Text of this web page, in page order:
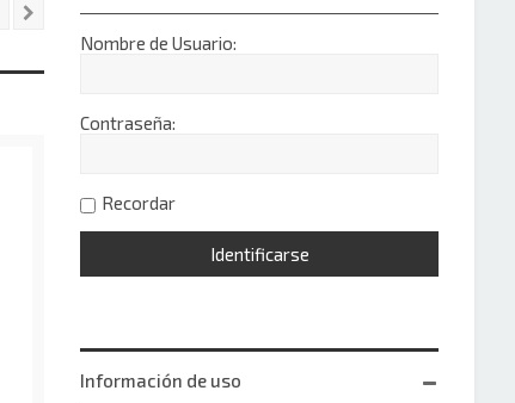
Siguiente
Nombre de Usuario:
Contraseña:
Recordar
Información de uso